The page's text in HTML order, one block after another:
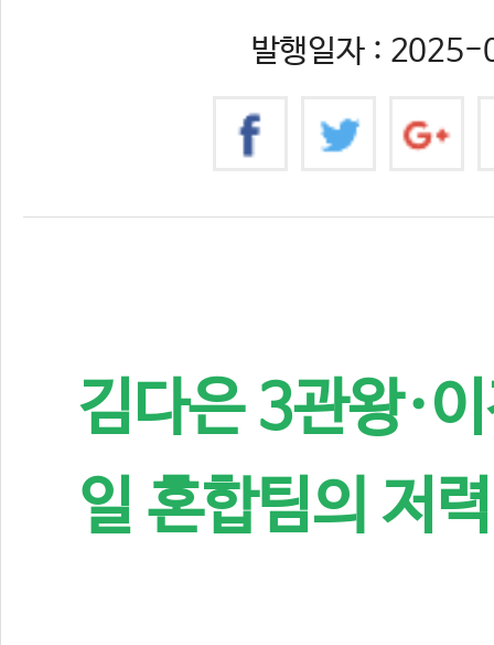
발행일자 :
김다은 3관왕·
일 혼합팀의 저력